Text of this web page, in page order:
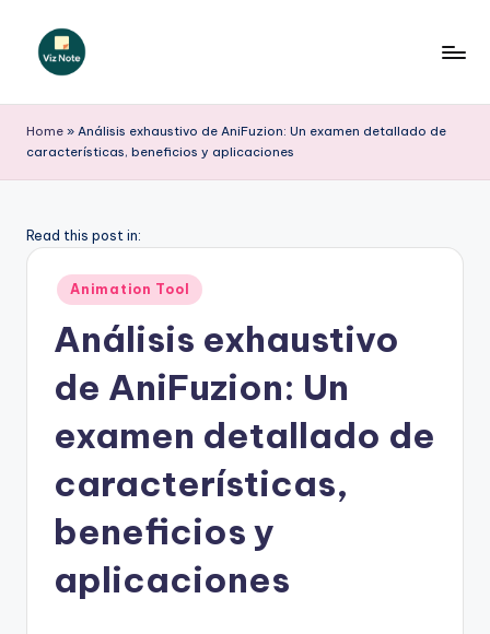
Saltar
iz
N
t
Home » Análisis exhaustivo de AniFuzion: Un examen detallado de
características, beneficios y aplicaciones
Read this post in:
Publicado
en
Animation Tool
Análisis exhaustivo
de AniFuzion: Un
examen detallado de
características,
beneficios y
aplicaciones